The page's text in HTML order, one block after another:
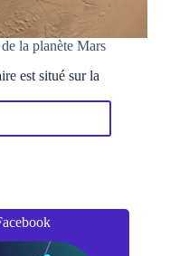
la planète Mars
est situé sur la